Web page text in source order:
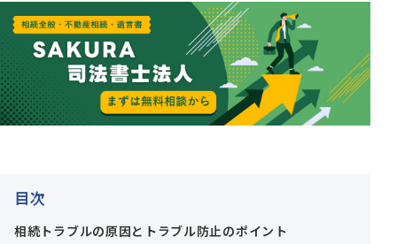
目次
相続トラブルの原因とトラブル防止のポイント